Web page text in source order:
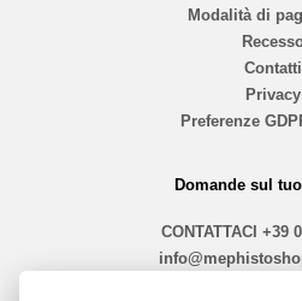
Modalità di
Contatti
Privacy
Preferenze
Domande sul
CONTATTACI +39